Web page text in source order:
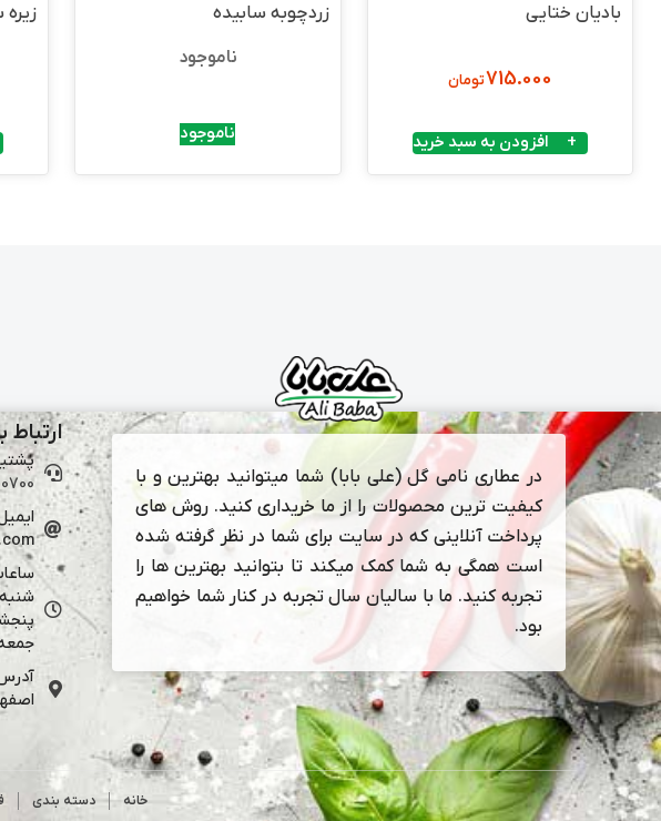
بادیان ختایی
715.000تومان
افزودن به سبد خرید
زردچوبه سابیده
ناموجود
ناموجود
در عطاری نامی گل (علی بابا) شما میتوانید بهترین و با
کیفیت ترین محصولات را از ما خریداری کنید. روش های
پرداخت آنلاینی که در سایت برای شما در نظر گرفته شده
است همگی به شما کمک میکند تا بتوانید بهترین ها را
تجربه کنید. ما با سالیان سال تجربه در کنار شما خواهیم
بود.
ارتباط
شنبه -
پنجشنبه
جمعه 9:30 -
خانه دسته بندی